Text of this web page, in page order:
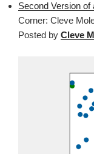
Second Version
Corner: Cleve
Posted by Cleve